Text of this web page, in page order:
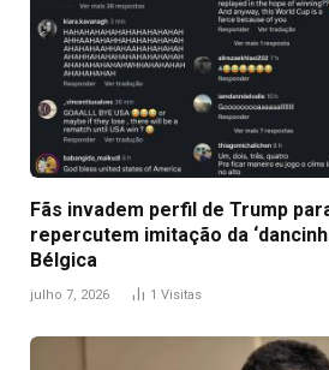
Fãs invadem perfil de Trump
repercutem imitação da
Bélgica
julho 7, 2026 1 Visitas